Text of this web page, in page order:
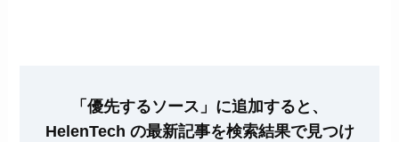
「優先するソース」に追加すると、
HelenTech の最新記事を検索結果で見つけ